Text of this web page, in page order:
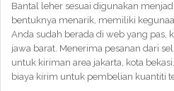
Bantal leher sesuai digunakan
bentuknya menarik, memiliki
Anda sudah berada di web yang pas,
jawa barat. Menerima pesanan dari
untuk kiriman area jakarta, kota
biaya kirim untuk pembelian kuantiti